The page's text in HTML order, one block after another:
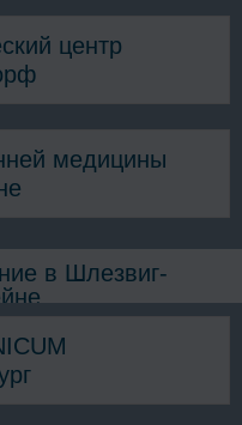
центр
медицины
в Шлезвиг-